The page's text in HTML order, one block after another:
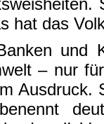
hat das
und
– nur
Ausdruck.